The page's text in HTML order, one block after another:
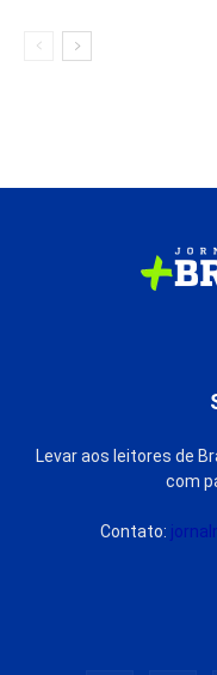
Levar aos leitores de
com
Contato: